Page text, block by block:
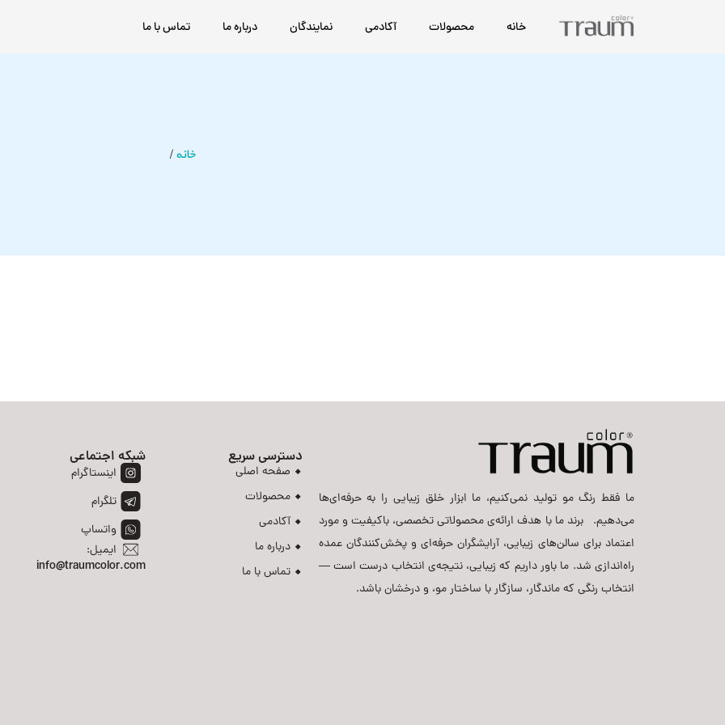
خانه محصولات آکادمی نمایندگان درباره ما تماس با ما
خانه/
ما فقط رنگ مو تولید نمی‌کنیم، ما ابزار خلق زیبایی را به حرفه‌ای‌ها
می‌دهیم. برند ما با هدف ارائه‌ی محصولاتی تخصصی، باکیفیت و مورد
اعتماد برای سالن‌های زیبایی، آرایشگران حرفه‌ای و پخش‌کنندگان عمده
راه‌اندازی شد. ما باور داریم که زیبایی، نتیجه‌ی انتخاب درست است —
انتخاب رنگی که ماندگار، سازگار با ساختار مو، و درخشان باشد.
دسترسی سریع
صفحه اصلی
محصولات
آکادمی
درباره ما
تماس با ما
شبکه اجتماعی
اینستاگرام
تلگرام
واتساپ
ایمیل:
info@traumcolor.com